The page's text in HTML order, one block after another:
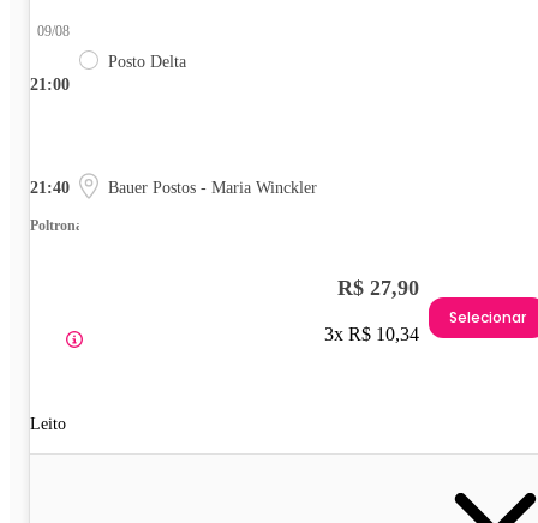
21:00
09/08
Posto Delta
21:40 Bauer Postos - Maria Winckler
Poltrona
Leito
R$ 27,90
3x R$ 10,34
Selecionar